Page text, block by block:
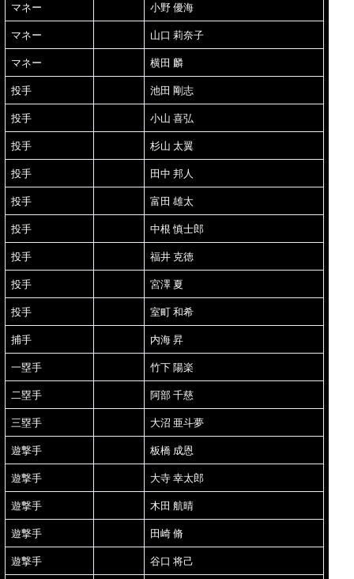
マネー 小野 優海
マネー 山口 莉奈子
マネー 横田 麟
投手 池田 剛志
投手 小山 喜弘
投手 杉山 太翼
投手 田中 邦人
投手 富田 雄太
投手 中根 慎士郎
投手 福井 克徳
投手 宮澤 夏
投手 室町 和希
捕手 内海 昇
一塁手 竹下 陽楽
二塁手 阿部 千慈
三塁手 大沼 亜斗夢
遊撃手 板橋 成恩
遊撃手 大寺 幸太郎
遊撃手 木田 航晴
遊撃手 田崎 脩
遊撃手 谷口 将己